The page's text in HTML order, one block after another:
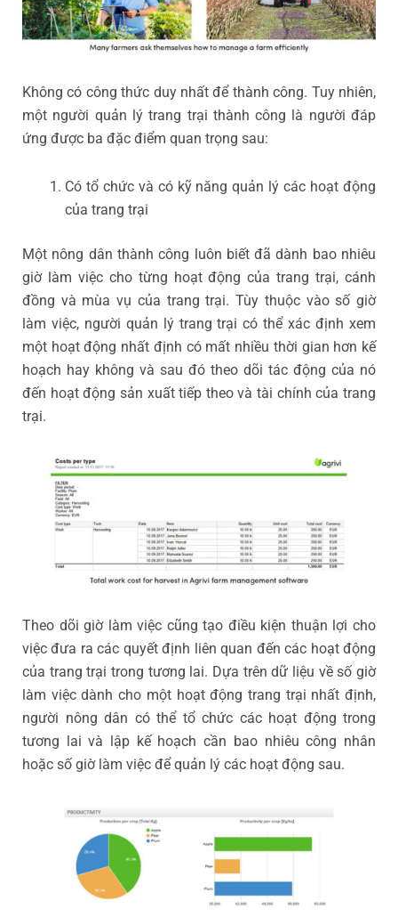
Không có công thức duy nhất để thành công. Tuy nhiên,
một người quản lý trang trại thành công là người đáp
ứng được ba đặc điểm quan trọng sau:
Có tổ chức và có kỹ năng quản lý các hoạt động
của trang trại
Một nông dân thành công luôn biết đã dành bao nhiêu
giờ làm việc cho từng hoạt động của trang trại, cánh
đồng và mùa vụ của trang trại. Tùy thuộc vào số giờ
làm việc, người quản lý trang trại có thể xác định xem
một hoạt động nhất định có mất nhiều thời gian hơn kế
hoạch hay không và sau đó theo dõi tác động của nó
đến hoạt động sản xuất tiếp theo và tài chính của trang
trại.
Theo dõi giờ làm việc cũng tạo điều kiện thuận lợi cho
việc đưa ra các quyết định liên quan đến các hoạt động
của trang trại trong tương lai. Dựa trên dữ liệu về số giờ
làm việc dành cho một hoạt động trang trại nhất định,
người nông dân có thể tổ chức các hoạt động trong
tương lai và lập kế hoạch cần bao nhiêu công nhân
hoặc số giờ làm việc để quản lý các hoạt động sau.